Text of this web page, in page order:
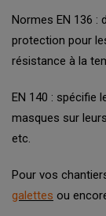
Normes EN 136 :
protection pour
résistance à la
EN 140 : spécifie
masques sur
etc.
Pour vos
galettes ou